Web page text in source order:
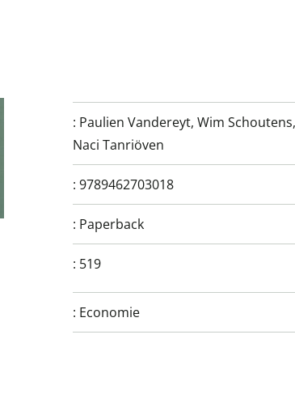
: Paulien Vandereyt, Wim Schoutens,
Naci Tanriöven
: 9789462703018
: Paperback
: 519
: Economie